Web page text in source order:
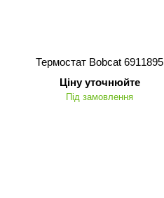
Термостат Bobcat 6911895
Ціну уточнюйте
Під замовлення